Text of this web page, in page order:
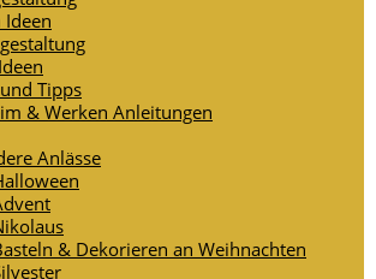
Ideen
Tipps
& Werken Anleitungen
Anlässe
& Dekorieren an Weihnachten